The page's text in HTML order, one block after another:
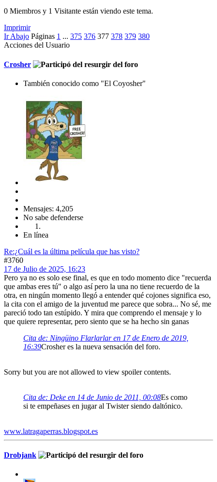
0 Miembros y 1 Visitante están viendo este tema.
Imprimir
Ir Abajo Páginas 1 ... 375 376 377 378 379 380
Acciones del Usuario
Crosher
También conocido como "El Coyosher"
Mensajes: 4,205
No sabe defenderse
En línea
Re:¿Cuál es la última película que has visto?
#3760
17 de Julio de 2025, 16:23
Pero ya no es solo ese final, es que en todo momento dice "recuerda
que ambas eres tú" o algo así pero la una no tiene recuerdo de la
otra, en ningún momento llegó a entender qué cojones significa eso,
la cita con el amigo de la juventud me parece que sobra... No sé, me
pareció todo tan estúpido. Y mira que comprendo el mensaje y lo
que quiere representar, pero siento que se ha hecho sin ganas
Cita de: Ningüino Flarlarlar en 17 de Enero de 2019,
16:39Crosher es la nueva sensación del foro.
Sorry but you are not allowed to view spoiler contents.
Cita de: Deke en 14 de Junio de 2011, 00:08Es como
si te empeñases en jugar al Twister siendo daltónico.
www.latragaperras.blogspot.es
Drobjank